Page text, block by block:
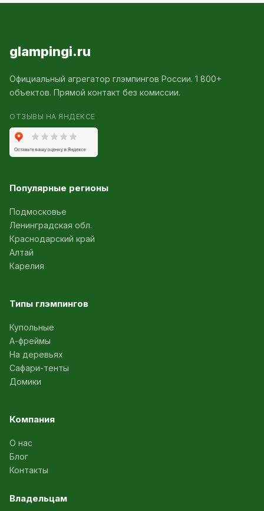
glampingi.ru
Официальный агрегатор глэмпингов России. 1 800+
объектов. Прямой контакт без комиссии.
ОТЗЫВЫ НА ЯНДЕКСЕ
Популярные регионы
Подмосковье
Ленинградская обл.
Краснодарский край
Алтай
Карелия
Типы глэмпингов
Купольные
А-фреймы
На деревьях
Сафари-тенты
Домики
Компания
О нас
Блог
Контакты
Владельцам